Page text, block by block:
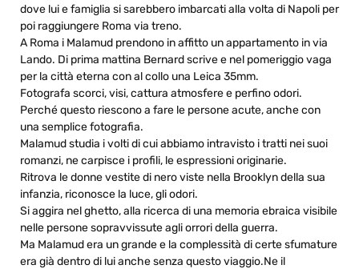
dove lui e famiglia si sarebbero imbarcati alla volta di Napoli per
poi raggiungere Roma via treno.
A Roma i Malamud prendono in affitto un appartamento in via
Lando. Di prima mattina Bernard scrive e nel pomeriggio vaga
per la città eterna con al collo una Leica 35mm.
Fotografa scorci, visi, cattura atmosfere e perfino odori.
Perché questo riescono a fare le persone acute, anche con
una semplice fotografia.
Malamud studia i volti di cui abbiamo intravisto i tratti nei suoi
romanzi, ne carpisce i profili, le espressioni originarie.
Ritrova le donne vestite di nero viste nella Brooklyn della sua
infanzia, riconosce la luce, gli odori.
Si aggira nel ghetto, alla ricerca di una memoria ebraica visibile
nelle persone sopravvissute agli orrori della guerra.
Ma Malamud era un grande e la complessità di certe sfumature
era già dentro di lui anche senza questo viaggio.Ne il